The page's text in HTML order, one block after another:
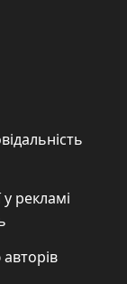
у рекламі